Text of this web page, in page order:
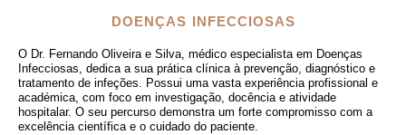
DOENÇAS INFECCIOSAS
O Dr. Fernando Oliveira e Silva, médico especialista em Doenças
Infecciosas, dedica a sua prática clínica à prevenção, diagnóstico e
tratamento de infeções. Possui uma vasta experiência profissional e
académica, com foco em investigação, docência e atividade
hospitalar. O seu percurso demonstra um forte compromisso com a
excelência científica e o cuidado do paciente.